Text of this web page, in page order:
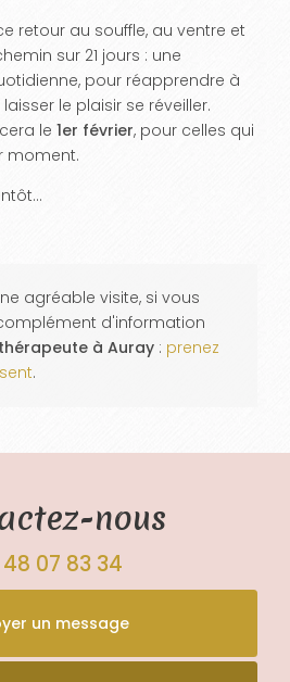
retour au souffle, au ventre et
sur 21 jours : une
pour réapprendre à
le plaisir se réveiller.
le 1er février, pour celles qui
moment.
agréable visite, si vous
d'information
thérapeute à Auray : prenez
.
nous
07 83 34
un message